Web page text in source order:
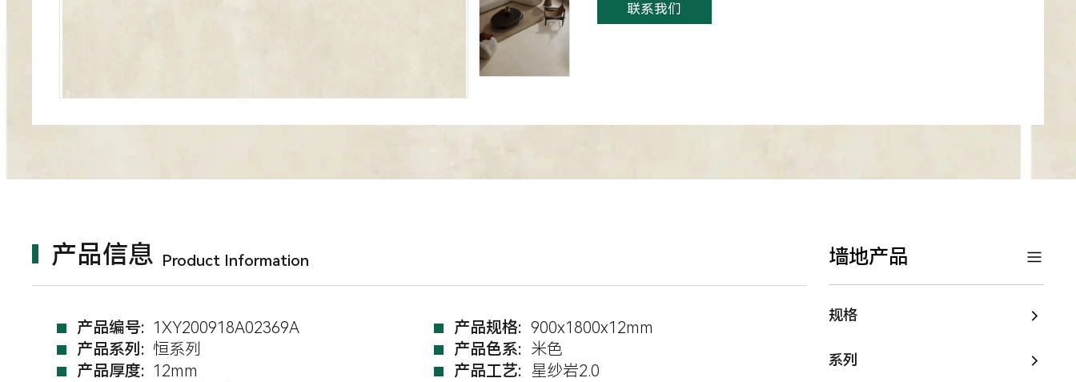
联系我们
产品信息 Product Information
产品编号: 1XY200918A02369A 产品规格: 900x1800x12mm
产品系列: 恒系列 产品色系: 米色
产品厚度: 12mm 产品工艺: 星纱岩2.0
墙地产品
规格
系列